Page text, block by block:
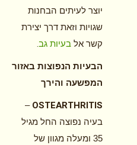
יוצר לעיתים הבחנות
שגויות וזאת דרך יצירת
קשר אלבעיות גב.
הבעיות הנפוצות באזור
המפשעה והירך
OSTEARTHRITIS
–
בעיה נפוצה החל מגיל
35 ומעלה מגוון של